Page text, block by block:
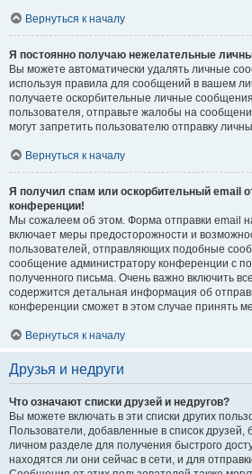
Вернуться к началу
Я постоянно получаю нежелательные
Вы можете автоматически удалять личные
используя правила для сообщений в вашем
получаете оскорбительные личные сообщения
пользователя, отправьте жалобы на
могут запретить пользователю отправку
Вернуться к началу
Я получил спам или оскорбительный email
конференции!
Мы сожалеем об этом. Форма отправки email
включает меры предосторожности и
пользователей, отправляющих подобные
сообщение администратору конференции с
полученного письма. Очень важно включить
содержится детальная информация об
конференции сможет в этом случае принять
Вернуться к началу
Друзья и недруги
Что означают списки друзей и недругов?
Вы можете включать в эти списки других
Пользователи, добавленные в список друзей,
личном разделе для получения быстрого
находятся ли они сейчас в сети, и для